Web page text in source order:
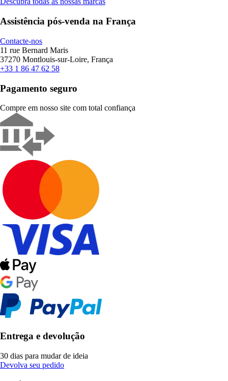
Assistência pós-venda na França
Contacte-nos
11 rue Bernard Maris
37270 Montlouis-sur-Loire, França
+33 1 86 47 62 58
Pagamento seguro
Compre em nosso site com total confiança
Entrega e devolução
30 dias para mudar de ideia
Devolva seu pedido